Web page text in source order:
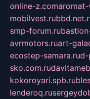
online-z.com
mobilvest.ru
smp-forum.ru
avrmotors.ruart-
ecostep-samara.rud-
sko.com.ru
kokoroyari.spb.ru
lenderoq.ru